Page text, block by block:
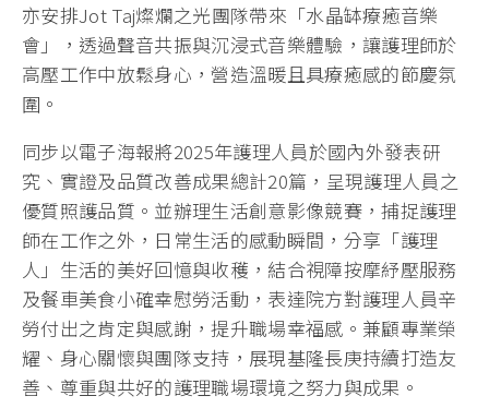
亦安排Jot Taj燦爛之光團隊帶來「水晶缽療癒音樂
會」，透過聲音共振與沉浸式音樂體驗，讓護理師於
高壓工作中放鬆身心，營造溫暖且具療癒感的節慶氛
圍。
同步以電子海報將2025年護理人員於國內外發表研
究、實證及品質改善成果總計20篇，呈現護理人員之
優質照護品質。並辦理生活創意影像競賽，捕捉護理
師在工作之外，日常生活的感動瞬間，分享「護理
人」生活的美好回憶與收穫，結合視障按摩紓壓服務
及餐車美食小確幸慰勞活動，表達院方對護理人員辛
勞付出之肯定與感謝，提升職場幸福感。兼顧專業榮
耀、身心關懷與團隊支持，展現基隆長庚持續打造友
善、尊重與共好的護理職場環境之努力與成果。